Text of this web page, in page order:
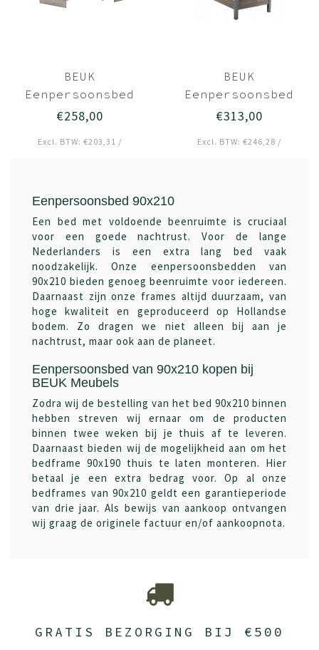
BEUK
Eenpersoonsbed
90x210
- Bavel
€258,00
Excl. BTW: €203,31 /
BEUK
Eenpersoonsbed
90x210
- Best
€313,00
Excl. BTW: €246,28 /
Eenpersoonsbed 90x210
Een bed met voldoende beenruimte is cruciaal
voor een goede nachtrust. Voor de lange
Nederlanders is een extra lang bed vaak
noodzakelijk. Onze eenpersoonsbedden van
90x210 bieden genoeg beenruimte voor iedereen.
Daarnaast zijn onze frames altijd duurzaam, van
hoge kwaliteit en geproduceerd op Hollandse
bodem. Zo dragen we niet alleen bij aan je
nachtrust, maar ook aan de planeet.
Eenpersoonsbed van 90x210 kopen bij
BEUK Meubels
Zodra wij de bestelling van het bed 90x210 binnen
hebben streven wij ernaar om de producten
binnen twee weken bij je thuis af te leveren.
Daarnaast bieden wij de mogelijkheid aan om het
bedframe 90x190 thuis te laten monteren. Hier
betaal je een extra bedrag voor. Op al onze
bedframes van 90x210 geldt een garantieperiode
van drie jaar. Als bewijs van aankoop ontvangen
wij graag de originele factuur en/of aankoopnota.
GRATIS BEZORGING BIJ €500